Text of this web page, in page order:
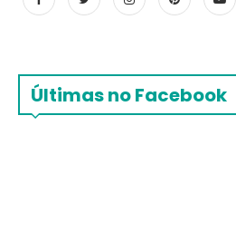
Últimas no Facebook